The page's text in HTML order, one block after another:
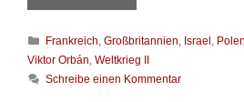
w
i
m
a
K
a
t
Frankreich,Großbritannien, Israel , Polen
Viktor Orbán, Weltkrieg II
Schreibe einen Kommentar